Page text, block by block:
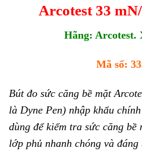
Arcotest 33
Hãng:
Mã số:
Bút đo sức căng bề mặt
là Dyne Pen) nhập khẩu
dùng để kiểm tra sức căng
lớp phủ nhanh chóng và